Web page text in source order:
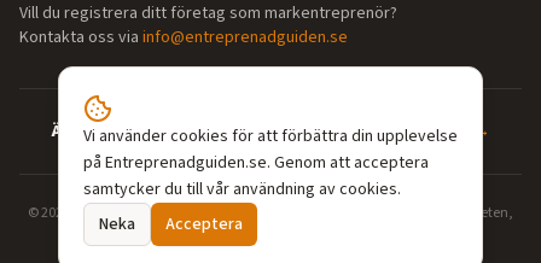
Vill du registrera ditt företag som markentreprenör?
Kontakta oss via info@entreprenadguiden.se
Är du markentreprenör?—Syns där dina kunder söker →
©2026
Entreprenadguiden.se — Din guide till markentreprenörer. Grävarbeten,
dränering, enskilt avlopp, schaktning och markarbeten i hela Sverige.
Vi använder cookies för att förbättra din upplevelse
på Entreprenadguiden.se. Genom att acceptera
samtycker du till vår användning av cookies.
Neka
Acceptera